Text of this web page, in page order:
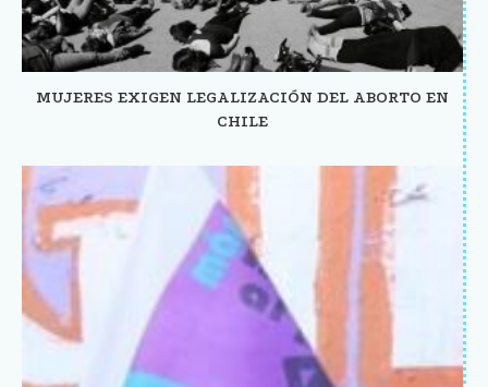
MUJERES EXIGEN LEGALIZACIÓN DEL ABORTO EN
CHILE